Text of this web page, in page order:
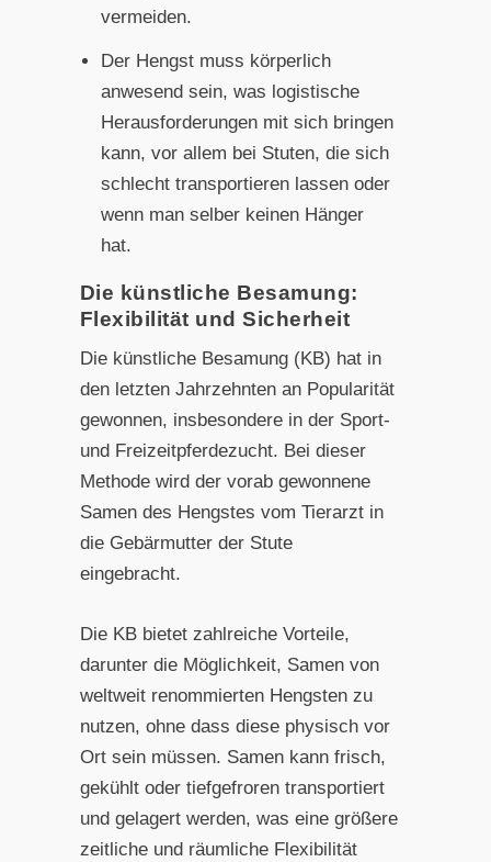
vermeiden.
Der Hengst muss körperlich
anwesend sein, was logistische
Herausforderungen mit sich bringen
kann, vor allem bei Stuten, die sich
schlecht transportieren lassen oder
wenn man selber keinen Hänger
hat.
Die künstliche Besamung:
Flexibilität und Sicherheit
Die künstliche Besamung (KB) hat in
den letzten Jahrzehnten an Popularität
gewonnen, insbesondere in der Sport-
und Freizeitpferdezucht. Bei dieser
Methode wird der vorab gewonnene
Samen des Hengstes vom Tierarzt in
die Gebärmutter der Stute
eingebracht.
Die KB bietet zahlreiche Vorteile,
darunter die Möglichkeit, Samen von
weltweit renommierten Hengsten zu
nutzen, ohne dass diese physisch vor
Ort sein müssen. Samen kann frisch,
gekühlt oder tiefgefroren transportiert
und gelagert werden, was eine größere
zeitliche und räumliche Flexibilität